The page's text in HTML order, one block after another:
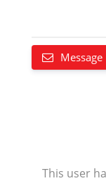
Message
This user